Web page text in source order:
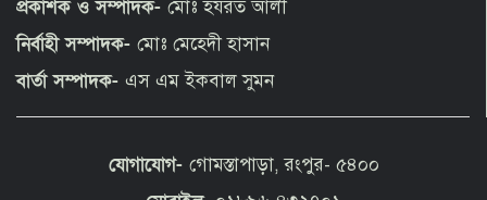
পীরগাছায় বাংলাদেশ বুলেটিনের ৯ম বর্ষপূর্তি
উদযাপন
ফুলছড়িতে গাঁজাসহ ৩ জনের কারাদণ্ড
প্রকাশক ও সম্পাদক- মোঃ হযরত আলী
নির্বাহী সম্পাদক- মোঃ মেহেদী হাসান
বার্তা সম্পাদক- এস এম ইকবাল সুমন
যোগাযোগ- গোমস্তাপাড়া, রংপুর- ৫৪০০